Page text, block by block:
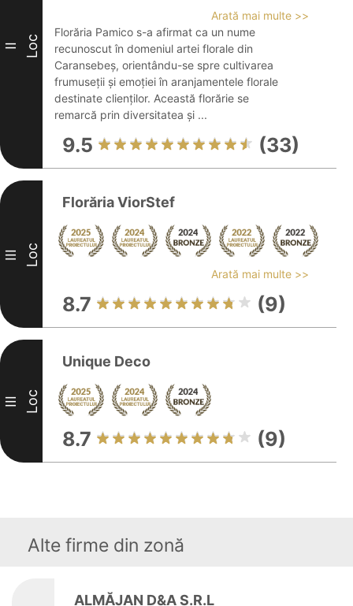
II Loc
Arată mai multe >>
Florăria Pamico s-a afirmat ca un nume
recunoscut în domeniul artei florale din
Caransebeș, orientându-se spre cultivarea
frumuseții și emoției în aranjamentele florale
destinate clienților. Această florărie se
remarcă prin diversitatea și ...
9.5 (33)
III Loc
Florăria ViorStef
Arată mai multe >>
8.7 (9)
III Loc
Unique Deco
8.7 (9)
Alte firme din zonă
ALMĂJAN D&A S.R.L